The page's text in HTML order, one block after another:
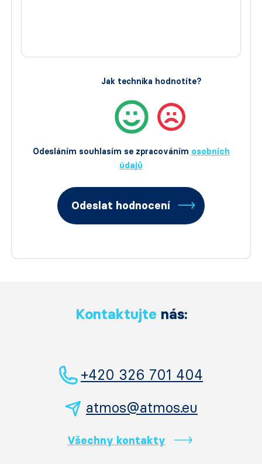
Odesláním souhlasím se zpracováním osobních
údajů
Jak technika hodnotíte?
Odeslat hodnocení
Kontaktujte nás:
+420 326 701 404
atmos@atmos.eu
Všechny kontakty